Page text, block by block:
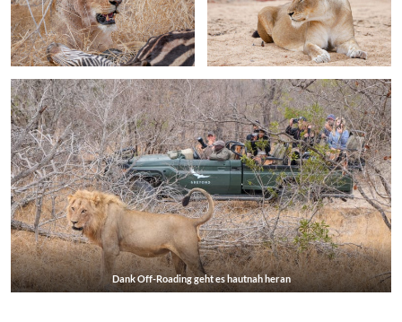
Dank Off-Roading geht es hautnah heran